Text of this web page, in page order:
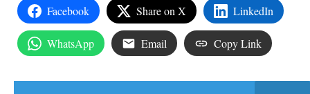
Facebook Share on X LinkedIn
WhatsApp Email Copy Link